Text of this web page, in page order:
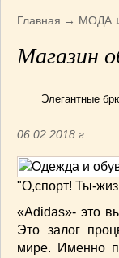
Армянская
Грузинская
Корейская
Румынская
ПЕРВЫЕ
Главная → МОДА ↓
Магазин
Элегантные
06.02.2018 г.
"О,спорт! Ты-
«Adidas»- это
Это залог
мире. Именно